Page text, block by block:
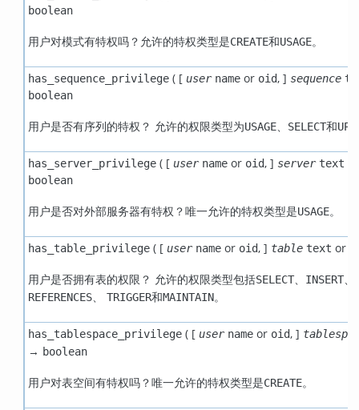
boolean
用户对模式有特权吗？允许的特权类型是CREATE和USAGE。
has_sequence_privilege( [ user nameor oid, ] sequence
boolean
用户是否有序列的特权？ 允许的权限类型为USAGE、 SELECT和
has_server_privilege( [ user nameor oid, ] server text
boolean
用户是否对外部服务器有特权？唯一允许的特权类型是USAGE。
has_table_privilege( [ user nameor oid, ] table text or
用户是否拥有表的权限？ 允许的权限类型包括SELECT、 INSERT、
REFERENCES、 TRIGGER和MAINTAIN。
has_tablespace_privilege( [ user nameor oid, ]
→ boolean
用户对表空间有特权吗？唯一允许的特权类型是CREATE。